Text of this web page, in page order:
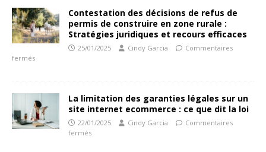
Contestation des décisions de refus de
permis de construire en zone rurale :
Stratégies juridiques et recours efficaces
25/01/2025 Cindy Garcia
Commentaires
fermés
La limitation des garanties légales sur un
site internet ecommerce : ce que dit la loi
22/01/2025 Cindy Garcia
Commentaires
fermés